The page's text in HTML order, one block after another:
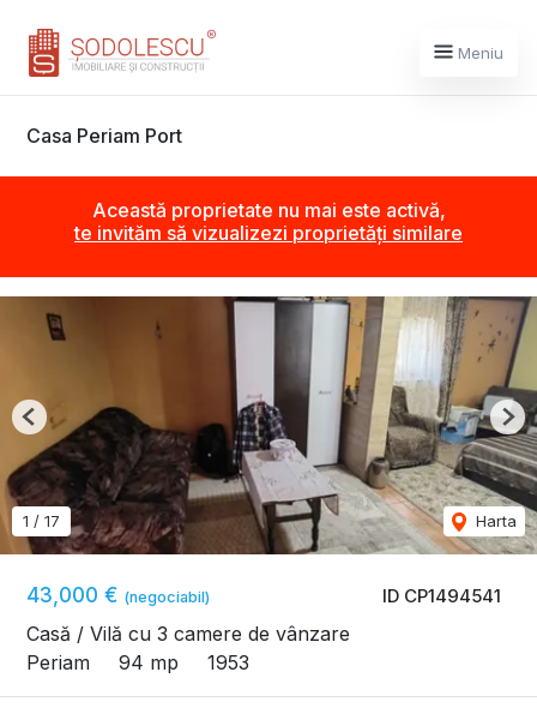
Meniu
Casa Periam Port
Această proprietate nu mai este activă,
te invităm să vizualizezi proprietăți similare
ID CP1494541
43,000 € (negociabil)
Casă / Vilă cu 3 camere de vânzare
Periam
94 mp 1953
1 / 17 Harta
Previous